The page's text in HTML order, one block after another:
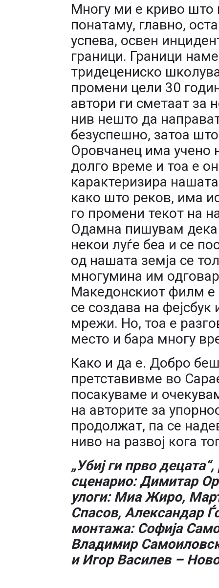
Многу ми е криво
понатаму, главно,
успева, освен
граници. Граници
тридецениско
промени цели 30
автори ги сметаат за
нив нешто да
безуспешно, затоа
Оровчанец има учено
долго време и тоа е
карактеризира
како што реков, има
го промени текот на
Одамна пишувам дека
некои луѓе беа и се
од нашата земја се
многумина им
Македонскиот филм е
се создава на
мрежи. Но, тоа е
место и бара многу
Како и да е. Добро
претставивме во
посакуваме и
на авторите за
продолжат, па се
ниво на развој кога
„Убиј ги прво
сценарио: Димитар
улоги: Миа Жиро,
Спасов, Александар
монтажа: Софија
Владимир
и Игор Василев –